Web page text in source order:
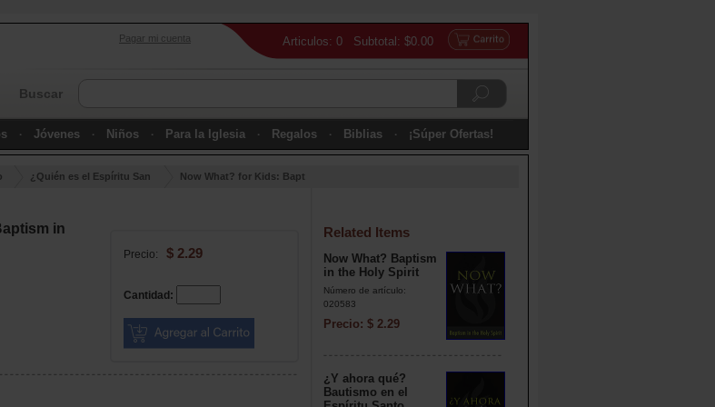
Articulos: 0 Subtotal: $0.00
Pagar mi cuenta
Buscar
Jóvenes Niños Para la Iglesia Regalos Biblias ¡Súper Ofertas!
¿Quién es el Espíritu San Now What? for Kids: Bapt
in
Precio: $ 2.29
Cantidad:
Related Items
Now What? Baptism
in the Holy Spirit
Número de artículo:
020583
Precio: $ 2.29
¿Y ahora qué?
Bautismo en el